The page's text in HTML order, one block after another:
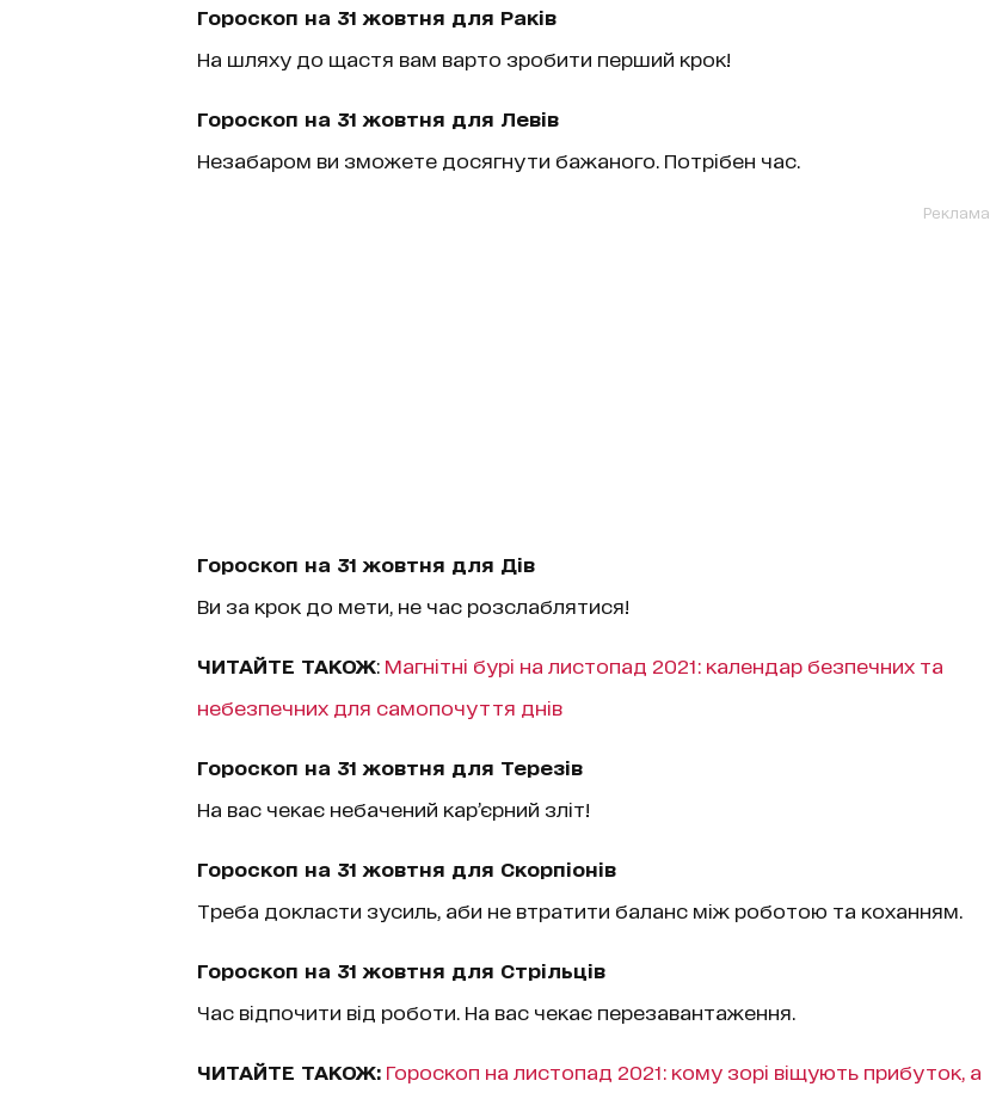
Гороскоп на 31 жовтня для Раків
На шляху до щастя вам варто зробити перший крок!
Гороскоп на 31 жовтня для Левів
Незабаром ви зможете досягнути бажаного. Потрібен час.
Реклама
Гороскоп на 31 жовтня для Дів
Ви за крок до мети, не час розслаблятися!
ЧИТАЙТЕ ТАКОЖ: Магнітні бурі на листопад 2021: календар безпечних та
небезпечних для самопочуття днів
Гороскоп на 31 жовтня для Терезів
На вас чекає небачений кар’єрний зліт!
Гороскоп на 31 жовтня для Скорпіонів
Треба докласти зусиль, аби не втратити баланс між роботою та коханням.
Гороскоп на 31 жовтня для Стрільців
Час відпочити від роботи. На вас чекає перезавантаження.
ЧИТАЙТЕ ТАКОЖ: Гороскоп на листопад 2021: кому зорі віщують прибуток, а